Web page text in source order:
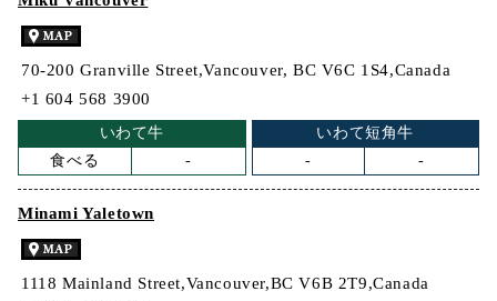
70-200 Granville Street,Vancouver, BC V6C 1S4,Canada
+1 604 568 3900
いわて牛
食べる
-
いわて短角牛
-
-
Minami Yaletown
1118 Mainland Street,Vancouver,BC V6B 2T9,Canada